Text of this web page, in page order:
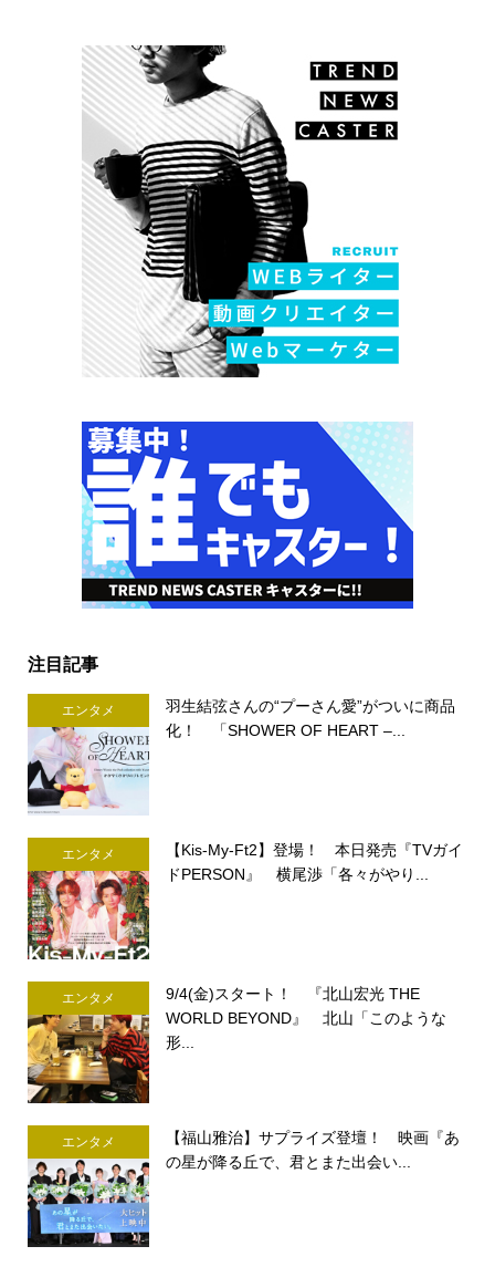
注目記事
エンタメ
羽生結弦さんの“プーさん愛”がついに商品
化！ 「SHOWER OF HEART –...
エンタメ
【Kis-My-Ft2】登場！ 本日発売『TVガイ
ドPERSON』 横尾渉「各々がやり...
エンタメ
9/4(金)スタート！ 『北山宏光 THE
WORLD BEYOND』 北山「このような
形...
エンタメ
【福山雅治】サプライズ登壇！ 映画『あ
の星が降る丘で、君とまた出会い...